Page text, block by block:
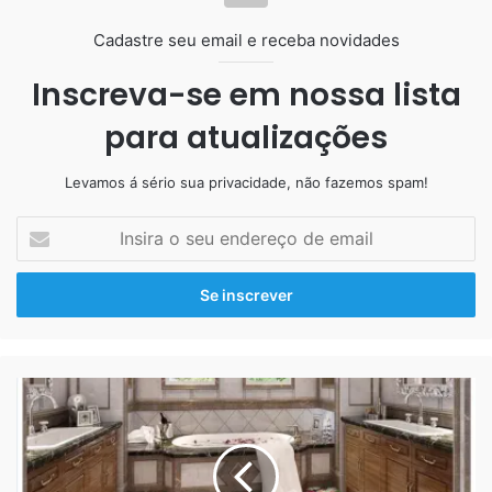
porcelanato liquido liso bege
Cadastre seu email e receba novidades
Inscreva-se em nossa lista
para atualizações
Levamos á sério sua privacidade, não fazemos spam!
seu
de
Porcelanato
Líquido
Piso
Parede!